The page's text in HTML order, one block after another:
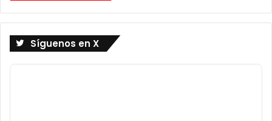
Síguenos en X